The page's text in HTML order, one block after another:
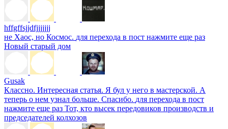
hffgffsjjdfjjjjjjj
не Хаос, но Космос. для перехода в пост нажмите еще раз
Новый старый дом
Gusak
Классно. Интересная статья. Я бул у него в мастерской. А
теперь о нем узнал больше. Спасибо. для перехода в пост
нажмите еще раз Тот, кто высек передовиков производств и
председателей колхозов